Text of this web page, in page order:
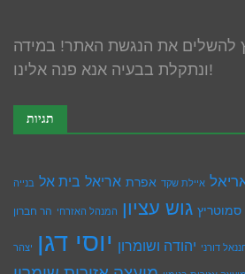
להשלים את הנגשת האתר! במידה
ונתקלת בבעיה אנא פנה אלינו!
תגיות
איילת שקד אפרת אריאל בית אל בנייה
גוש עציון המנהל האזרחי הר חברון
דורני יהודה ושומרון יוסי דגן יצהר